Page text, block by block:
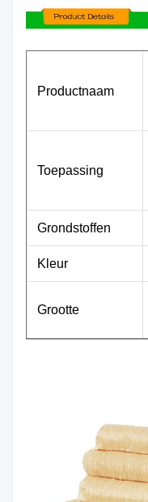
Productnaam
Toepassing
Grondstoffen
Kleur
Grootte
Leveringstermijn